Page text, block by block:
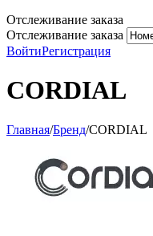
Отслеживание заказа
Отслеживание заказа
ВойтиРегистрация
CORDIAL
Главная/Бренд/CORDIAL